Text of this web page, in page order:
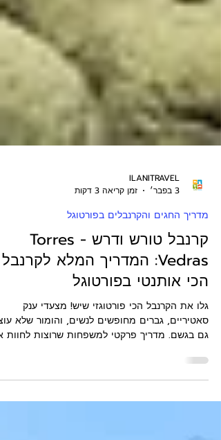
ILANITRAVEL
3 בפבר׳
זמן קריאה 3 דקות
מדריך החגים והקרנבלים בפורטוגל
קרנבל טורש ודרש - Torres
Vedras: המדריך המלא לקרנבל
הכי אותנטי בפורטוגל
גלו את הקרנבל הכי פורטוגזי שיש! מצעדי ענק
סאטיריים, גברים מחופשים לנשים, והומור שלא